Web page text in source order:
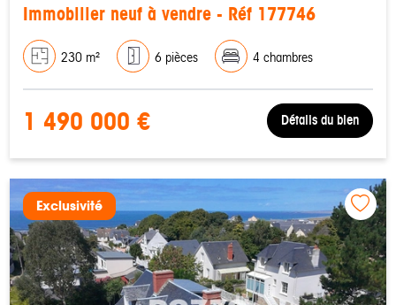
Immobilier neuf à vendre - Réf 177746
230 m² 6 pièces 4 chambres
1 490 000 € Détails du bien
Exclusivité